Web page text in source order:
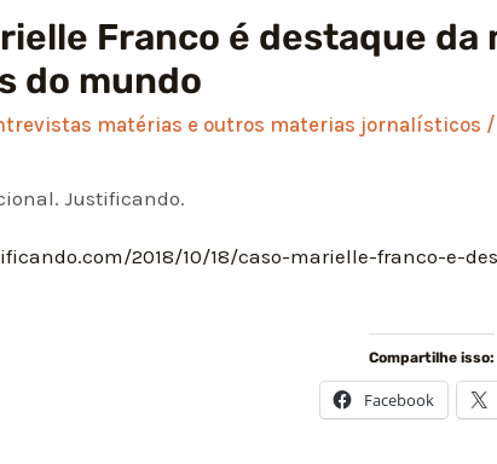
Franco é destaque
do mundo
matérias e outros materias jornalísticos
Justificando.
2018/10/18/caso-marielle-franco-e-
Compartilhe isso:
Facebook